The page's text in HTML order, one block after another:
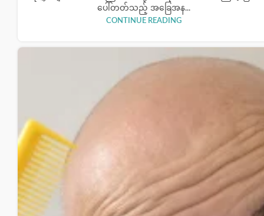
ပေါ်တတ်သည့် အခြေအန...
CONTINUE READING